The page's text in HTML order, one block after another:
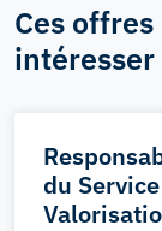
Ces
intéresser
du